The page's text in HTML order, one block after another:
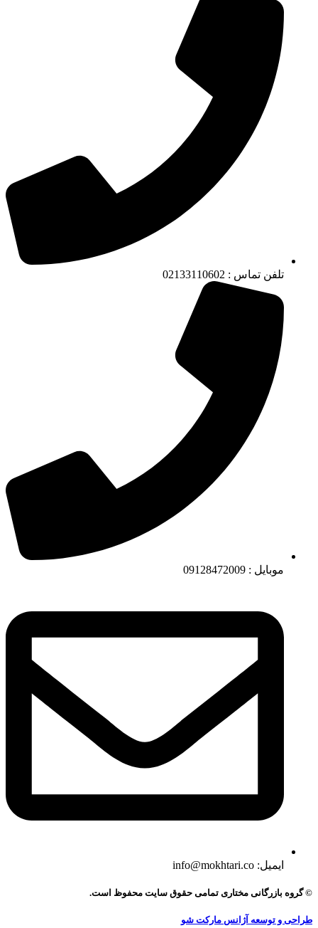
تلفن تماس : 02133110602
موبایل : 09128472009
ایمیل: info@mokhtari.co
© گروه بازرگانی مختاری تمامی حقوق سایت محفوظ است.
طراحی و توسعه آژانس مارکت شو